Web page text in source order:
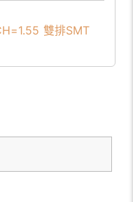
雙排SMT